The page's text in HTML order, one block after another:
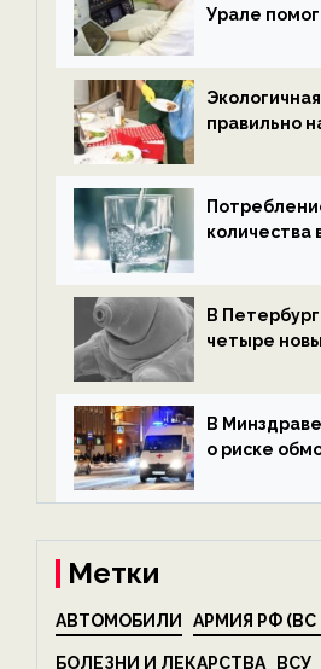
Урале
ECOportal
правильно
количества
В
четыре
экологии на
В
о риске
на ECOportal
Метки
АВТОМОБИЛИ АРМИЯ РФ (ВС
БОЛЕЗНИ И ЛЕКАРСТВА ВСУ